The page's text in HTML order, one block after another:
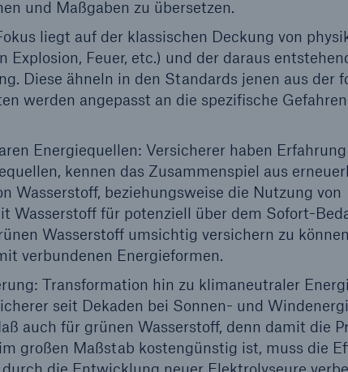
und Maßgaben zu übersetzen.
liegt auf der klassischen Deckung von
Explosion, Feuer, etc.) und der daraus
Diese ähneln in den Standards jenen aus der
werden angepasst an die spezifische
Energiequellen: Versicherer haben
kennen das Zusammenspiel aus
Wasserstoff, beziehungsweise die Nutzung von
Wasserstoff für potenziell über dem Sofort-
Wasserstoff umsichtig versichern zu
verbundenen Energieformen.
Transformation hin zu klimaneutraler
seit Dekaden bei Sonnen- und
auch für grünen Wasserstoff, denn damit die
großen Maßstab kostengünstig ist, muss die